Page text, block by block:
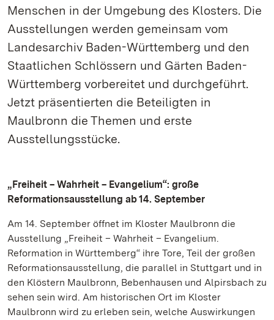
Menschen in der Umgebung des Klosters. Die
Ausstellungen werden gemeinsam vom
Landesarchiv Baden-Württemberg und den
Staatlichen Schlössern und Gärten Baden-
Württemberg vorbereitet und durchgeführt.
Jetzt präsentierten die Beteiligten in
Maulbronn die Themen und erste
Ausstellungsstücke.
„Freiheit – Wahrheit – Evangelium“: große
Reformationsausstellung ab 14. September
Am 14. September öffnet im Kloster Maulbronn die
Ausstellung „Freiheit – Wahrheit – Evangelium.
Reformation in Württemberg“ ihre Tore, Teil der großen
Reformationsausstellung, die parallel in Stuttgart und in
den Klöstern Maulbronn, Bebenhausen und Alpirsbach zu
sehen sein wird. Am historischen Ort im Kloster
Maulbronn wird zu erleben sein, welche Auswirkungen